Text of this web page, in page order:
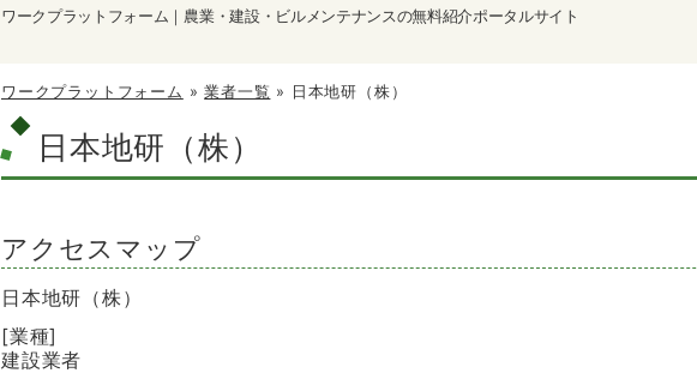
ワークプラットフォーム｜農業・建設・ビルメンテナンスの無料紹介ポータルサイト
ワークプラットフォーム »業者一覧 » 日本地研（株）
日本地研（株）
アクセスマップ
日本地研（株）
[業種]
建設業者